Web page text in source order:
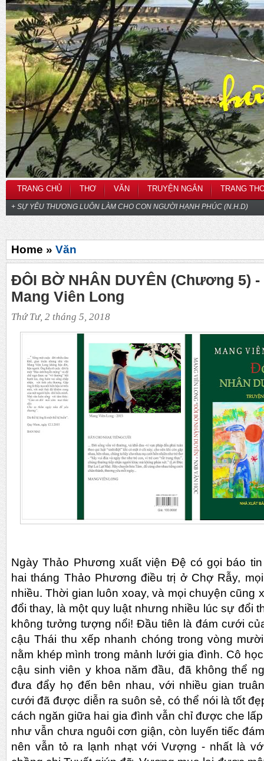
TRANG CHỦ THƠ VĂN TRUYỆN NGẮN TRANG
+ SỰ YÊU THƯƠNG LUÔN LÀM CHO CON NGƯỜI HẠNH PHÚC (N.H.D)
Home » Văn
ĐÔI BỜ NHÂN DUYÊN (Chương 5)
Mang Viên Long
Thứ Tư, 2 tháng 5, 2018
Ngày Thảo Phương xuất viện Đệ có gọi báo
hai tháng Thảo Phương điều trị ở Chợ Rẫy,
nhiều. Thời gian luôn xoay, và mọi chuyện cũng
đổi thay, là một quy luật nhưng nhiều lúc sự đổi
không tưởng tượng nổi! Đầu tiên là đám cưới
cậu Thái thu xếp nhanh chóng trong vòng
nằm khép mình trong mảnh lưới gia đình. Cô
cậu sinh viên y khoa năm đầu, đã không thể
đưa đẩy họ đến bên nhau, với nhiều gian
cưới đã được diễn ra suôn sẻ, có thể nói là tốt
cách ngăn giữa hai gia đình vẫn chỉ được che
như vẫn chưa nguôi cơn giận, còn luyến tiếc
nên vẫn tỏ ra lạnh nhạt với Vượng - nhất là